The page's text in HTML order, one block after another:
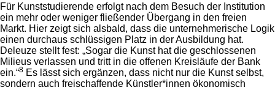
Für Kunststudierende erfolgt nach dem Besuch der Institution
ein mehr oder weniger fließender Übergang in den freien
Markt. Hier zeigt sich alsbald, dass die unternehmerische Logik
einen durchaus schlüssigen Platz in der Ausbildung hat.
Deleuze stellt fest: „Sogar die Kunst hat die geschlossenen
Milieus verlassen und tritt in die offenen Kreisläufe der Bank
ein.“8 Es lässt sich ergänzen, dass nicht nur die Kunst selbst,
sondern auch freischaffende Künstler*innen ökonomisch